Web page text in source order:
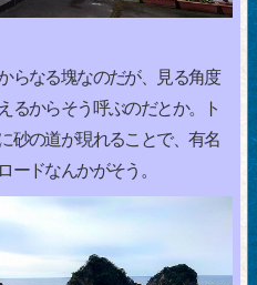
らなる塊なのだが、見る角度
るからそう呼ぶのだとか。ト
砂の道が現れることで、有名
ードなんかがそう。